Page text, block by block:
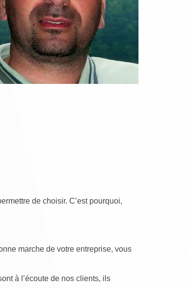
de choisir. C’est pourquoi,
marche de votre entreprise, vous
à l’écoute de nos clients, ils